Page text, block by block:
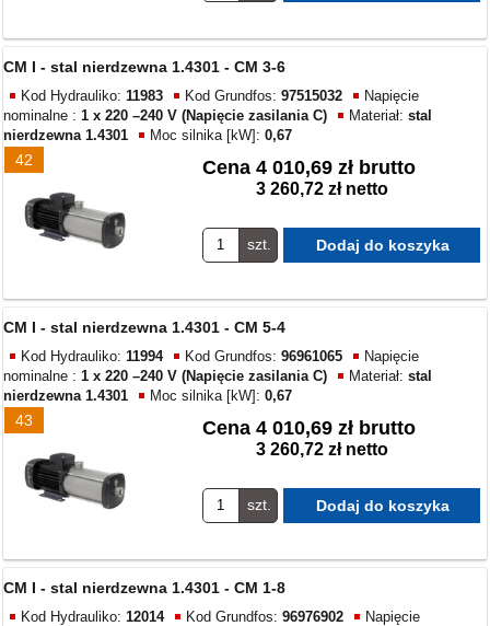
42
CM I - stal nierdzewna 1.4301 - CM 3-6
Kod Hydrauliko:11983 Kod Grundfos:97515032
Napięcie
nominalne :1 x 220 –240 V (Napięcie zasilania C) Materiał:stal
nierdzewna 1.4301
Moc silnika [kW]:0,67
Cena 4 010,69 zł brutto
3 260,72 zł netto
szt.
43
CM I - stal nierdzewna 1.4301 - CM 5-4
Kod Hydrauliko:11994 Kod Grundfos:96961065
Napięcie
nominalne :1 x 220 –240 V (Napięcie zasilania C) Materiał:stal
nierdzewna 1.4301
Moc silnika [kW]:0,67
Cena 4 010,69 zł brutto
3 260,72 zł netto
szt.
CM I - stal nierdzewna 1.4301 - CM 1-8
Kod Hydrauliko:12014 Kod Grundfos:96976902
Napięcie